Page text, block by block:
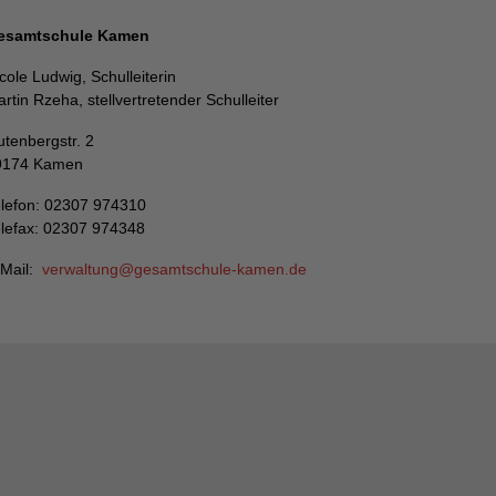
Kamen
Ludwig, Schulleiterin
Rzeha, stellvertretender Schulleiter
2
Kamen
02307 974310
02307 974348
verwaltung gesamtschule-kamen de